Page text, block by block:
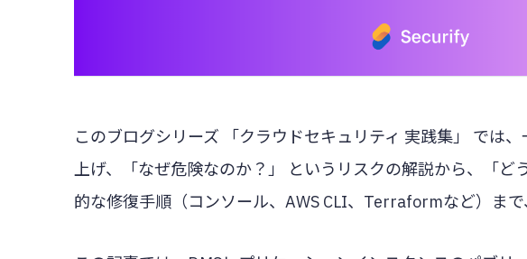
このブログシリーズ 「クラウドセキュリティ 実践集」 では
上げ、「なぜ危険なのか？」 というリスクの解説から、「ど
的な修復手順（コンソール、AWS CLI、Terraformなど）まで